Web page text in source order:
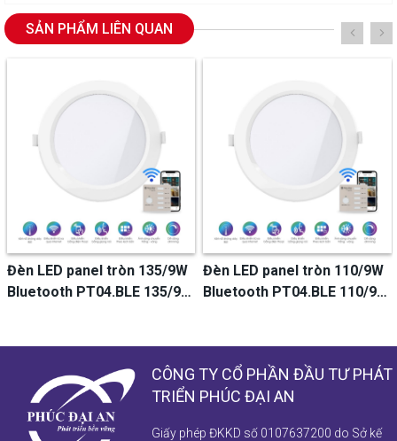
SẢN PHẨM LIÊN QUAN
Đèn LED panel tròn 110/9W
Bluetooth PT04.BLE 110/9W
Đèn LED Panel 30x120 40W
Bluetooth P07.BLE
CÔNG TY CỔ PHẦN ĐẦU TƯ PHÁT
TRIỂN PHÚC ĐẠI AN
Giấy phép ĐKKD số 0107637200 do Sở kế